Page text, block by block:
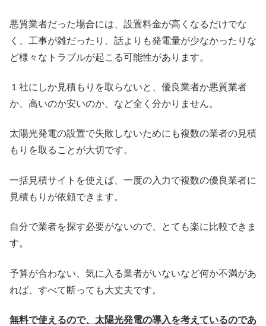
悪質業者だった場合には、設置料金が高くなるだけでな
く、工事が雑だったり、話よりも発電量が少なかったりな
ど様々なトラブルが起こる可能性があります。
１社にしか見積もりを取らないと、優良業者か悪質業者
か、高いのか安いのか、など全く分かりません。
太陽光発電の設置で失敗しないためにも複数の業者の見積
もりを取ることが大切です。
一括見積サイトを使えば、一度の入力で複数の優良業者に
見積もりが依頼できます。
自分で業者を探す必要がないので、とても楽に比較できま
す。
予算が合わない、気に入る業者がいないなど何か不満があ
れば、すべて断っても大丈夫です。
無料で使えるので、太陽光発電の導入を考えているのであ